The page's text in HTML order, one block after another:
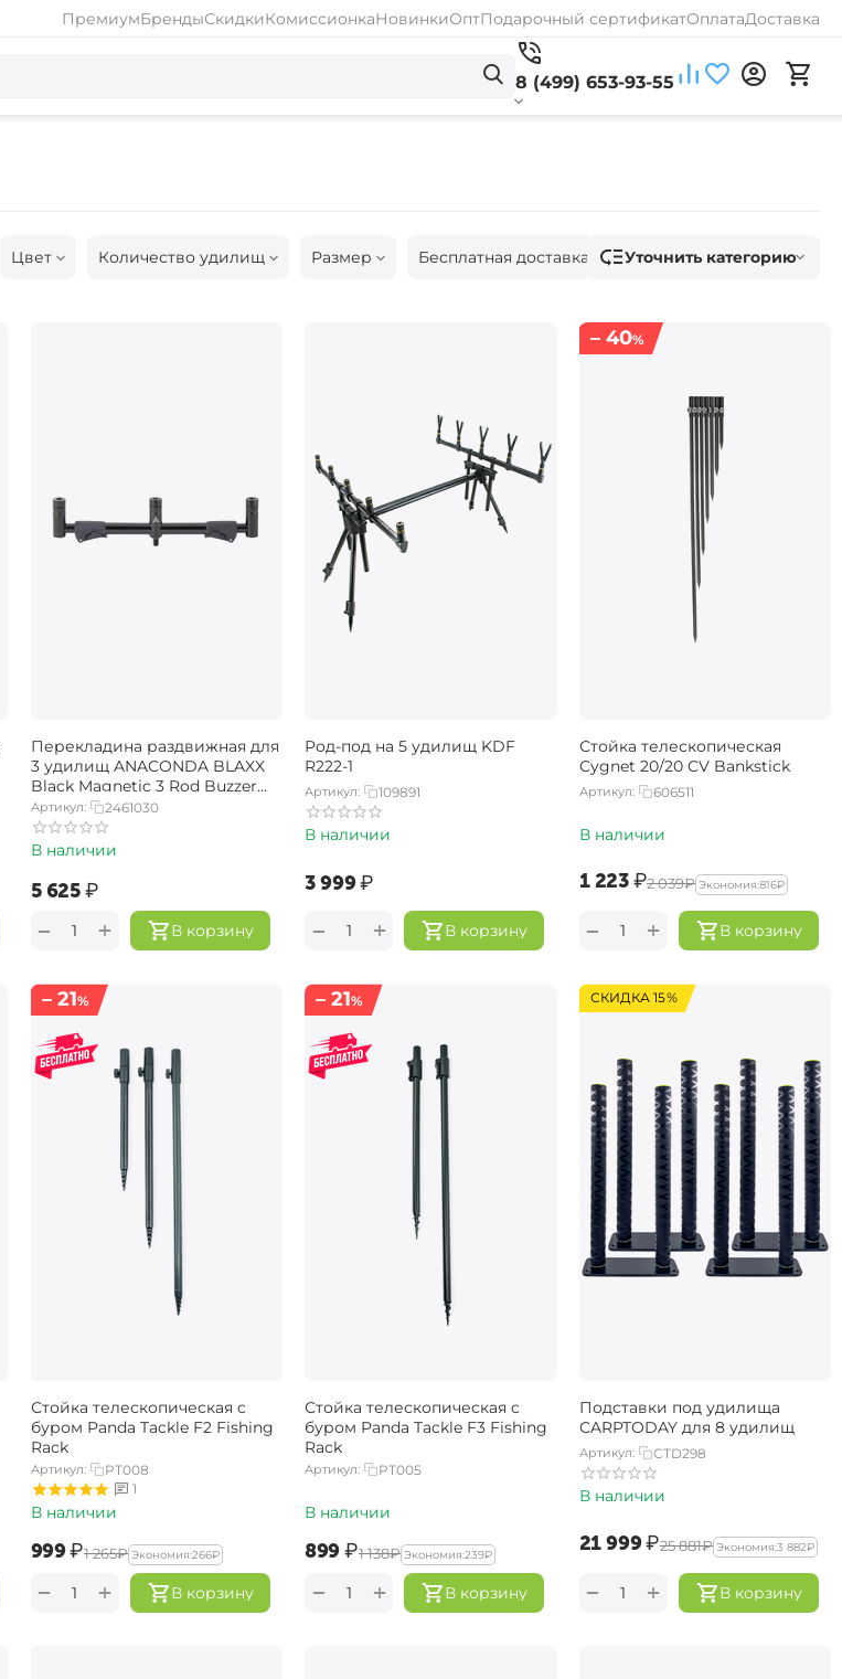
ПремиумБрендыСкидкиКомиссионкаНовинкиОптПодарочный сертификатОплатаДоставка
8 (499) 653-93-55
Цвет Количество удилищ Размер Бесплатная доставка Наличие
Уточнить категорию
Перекладина раздвижная для
3 удилищ ANACONDA BLAXX
Black Magnetic 3 Rod Buzzer
Bar / 30-48cm
Артикул: 2461030
В наличии
‍5 625‍₽
В корзину
+
−
Род-под на 5 удилищ KDF
R222-1
Артикул: 109891
В наличии
‍3 999‍₽
В корзину
+
−
– 40%
Стойка телескопическая
Cygnet 20/20 CV Bankstick
Артикул: 606511
В наличии
‍1 223‍₽‍2 039‍₽ Экономия:‍816‍₽
В корзину
+
−
– 21%
Стойка телескопическая c
буром Panda Tackle F2 Fishing
Rack
Артикул:
PT008
1
В наличии
‍999‍₽‍1 265‍₽ Экономия:‍266‍₽
В корзину
+
−
– 21%
Стойка телескопическая c
буром Panda Tackle F3 Fishing
Rack
Артикул: PT005
В наличии
‍899‍₽‍1 138‍₽ Экономия:‍239‍₽
В корзину
+
−
СКИДКА 15%
Подставки под удилища
CARPTODAY для 8 удилищ
Артикул: CTD298
В наличии
‍21 999‍₽‍25 881‍₽ Экономия:‍3 882‍₽
В корзину
+
−